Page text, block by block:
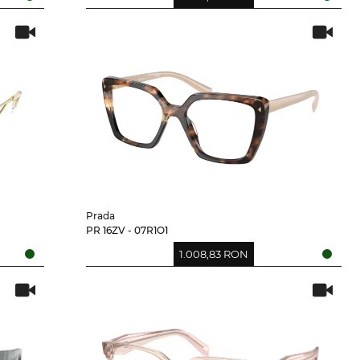
Prada
PR 16ZV - 07R1O1
1.008,83 RON